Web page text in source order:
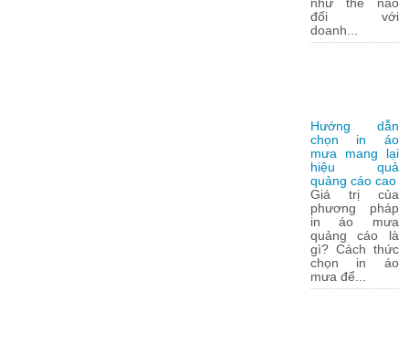
đối với
doanh...
Hướng dẫn
chọn in áo
mưa mang lại
hiệu quả
quảng cáo cao
Giá trị của
phương pháp
in áo mưa
quảng cáo là
gì? Cách thức
chọn in áo
mưa để...